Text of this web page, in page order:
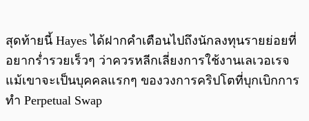
สุดท้ายนี้ Hayes ได้ฝากคำเตือนไปถึงนักลงทุนรายย่อยที่
อยากร่ำรวยเร็วๆ ว่าควรหลีกเลี่ยงการใช้งานเลเวอเรจ
แม้เขาจะเป็นบุคคลแรกๆ ของวงการคริปโตที่บุกเบิกการ
ทำ Perpetual Swap